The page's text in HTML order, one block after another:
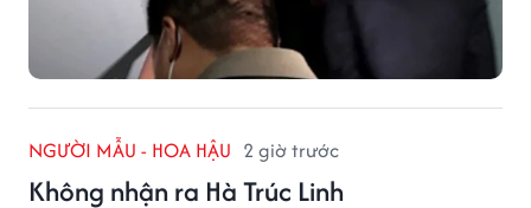
NGƯỜI MẪU - HOA HẬU 2 giờ trước
Không nhận ra Hà Trúc Linh